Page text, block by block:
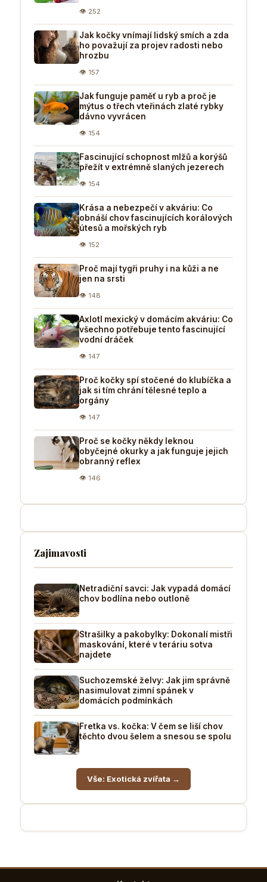
👁 252
Jak kočky vnímají lidský smích a zda
ho považují za projev radosti nebo
hrozbu
👁 157
Jak funguje paměť u ryb a proč je
mýtus o třech vteřinách zlaté rybky
dávno vyvrácen
👁 154
Fascinující schopnost mlžů a korýšů
přežít v extrémně slaných jezerech
👁 154
Krása a nebezpečí v akváriu: Co
obnáší chov fascinujících korálových
útesů a mořských ryb
👁 152
Proč mají tygři pruhy i na kůži a ne
jen na srsti
👁 148
Axlotl mexický v domácím akváriu: Co
všechno potřebuje tento fascinující
vodní dráček
👁 147
Proč kočky spí stočené do klubíčka a
jak si tím chrání tělesné teplo a
orgány
👁 147
Proč se kočky někdy leknou
obyčejné okurky a jak funguje jejich
obranný reflex
👁 146
Zajimavosti
Netradiční savci: Jak vypadá domácí
chov bodlína nebo outloně
Strašilky a pakobylky: Dokonalí mistři
maskování, které v teráriu sotva
najdete
Suchozemské želvy: Jak jim správně
nasimulovat zimní spánek v
domácích podmínkách
Fretka vs. kočka: V čem se liší chov
těchto dvou šelem a snesou se spolu
Vše: Exotická zvířata →